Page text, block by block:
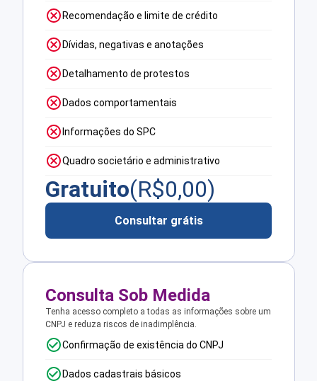
Recomendação e limite de crédito
Dívidas, negativas e anotações
Detalhamento de protestos
Dados comportamentais
Informações do SPC
Quadro societário e administrativo
Gratuito(R$0,00)
Consultar grátis
Consulta Sob Medida
Tenha acesso completo a todas as informações sobre um
CNPJ e reduza riscos de inadimplência.
Confirmação de existência do CNPJ
Dados cadastrais básicos